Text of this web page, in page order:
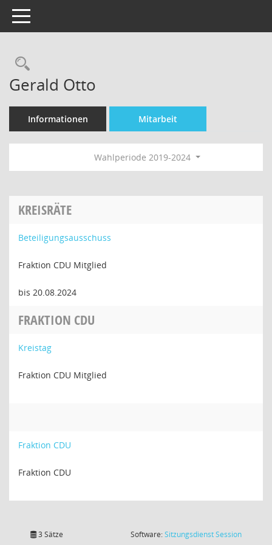
Toggle navigation
Rechercheauswahl
Gerald Otto
Informationen Mitarbeit
Wahlperiode 2019-2024
KREISRÄTE
Beteiligungsausschuss
Fraktion CDU Mitglied
bis 20.08.2024
FRAKTION CDU
Kreistag
Fraktion CDU Mitglied
Fraktion CDU
Fraktion CDU
3 Sätze Software:SitzungsdienstSession(Wird in